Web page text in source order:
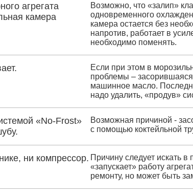
агрегата
камера
Возможно, что «залип»
одновременного
камера остается без
напротив, работает в
необходимо поменять.
Если при этом в
проблемы –
машинное масло.
надо удалить, «продув»
«No-Frost»
Возможная причиной -
с помощью коктейльной
ни компрессор. Причину следует искать
«запускает» работу
ремонту, но может быть